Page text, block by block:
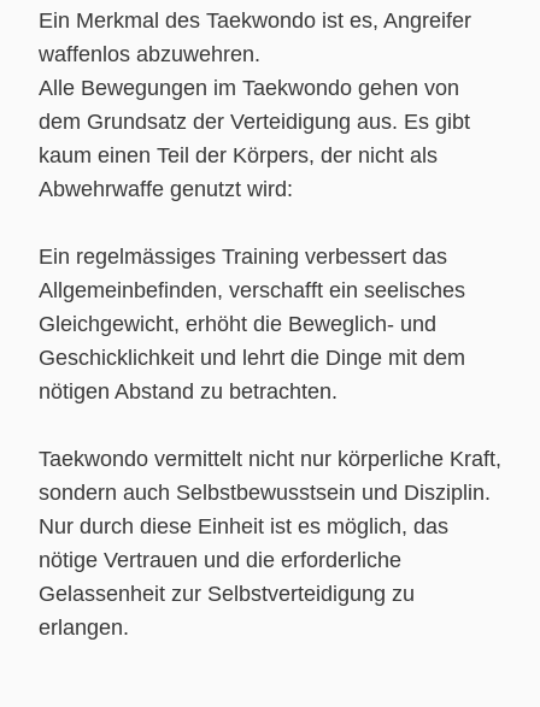
Ein Merkmal des Taekwondo ist es, Angreifer
waffenlos abzuwehren.
Alle Bewegungen im Taekwondo gehen von
dem Grundsatz der Verteidigung aus. Es gibt
kaum einen Teil der Körpers, der nicht als
Abwehrwaffe genutzt wird:
Ein regelmässiges Training verbessert das
Allgemeinbefinden, verschafft ein seelisches
Gleichgewicht, erhöht die Beweglich- und
Geschicklichkeit und lehrt die Dinge mit dem
nötigen Abstand zu betrachten.
Taekwondo vermittelt nicht nur körperliche Kraft,
sondern auch Selbstbewusstsein und Disziplin.
Nur durch diese Einheit ist es möglich, das
nötige Vertrauen und die erforderliche
Gelassenheit zur Selbstverteidigung zu
erlangen.